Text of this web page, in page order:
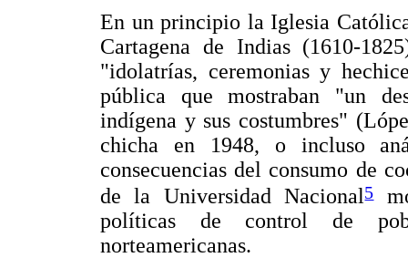
En un principio la Iglesia
Cartagena de Indias (1610-
"idolatrías, ceremonias y
pública que mostraban "un
indígena y sus costumbres"
chicha en 1948, o incluso
consecuencias del consumo de
de la Universidad Nacional5
políticas de control de
norteamericanas.